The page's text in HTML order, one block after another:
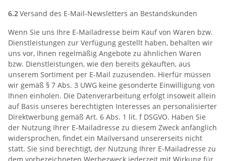
6.2Versand des E-Mail-Newsletters an Bestandskunden
Wenn Sie uns Ihre E-Mailadresse beim Kauf von Waren bzw.
Dienstleistungen zur Verfügung gestellt haben, behalten wir
uns vor, Ihnen regelmäßig Angebote zu ähnlichen Waren
bzw. Dienstleistungen, wie den bereits gekauften, aus
unserem Sortiment per E-Mail zuzusenden. Hierfür müssen
wir gemäß § 7 Abs. 3 UWG keine gesonderte Einwilligung von
Ihnen einholen. Die Datenverarbeitung erfolgt insoweit allein
auf Basis unseres berechtigten Interesses an personalisierter
Direktwerbung gemäß Art. 6 Abs. 1 lit. f DSGVO. Haben Sie
der Nutzung Ihrer E-Mailadresse zu diesem Zweck anfänglich
widersprochen, findet ein Mailversand unsererseits nicht
statt. Sie sind berechtigt, der Nutzung Ihrer E-Mailadresse zu